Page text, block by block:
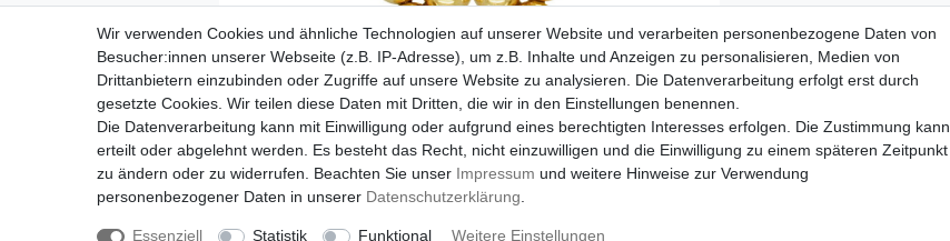
Wir verwenden Cookies und ähnliche Technologien auf unserer Website und verarbeiten personenbezogene Daten von
Besucher:innen unserer Webseite (z.B. IP-Adresse), um z.B. Inhalte und Anzeigen zu personalisieren, Medien von
Drittanbietern einzubinden oder Zugriffe auf unsere Website zu analysieren. Die Datenverarbeitung erfolgt erst durch
gesetzte Cookies. Wir teilen diese Daten mit Dritten, die wir in den Einstellungen benennen.
Die Datenverarbeitung kann mit Einwilligung oder aufgrund eines berechtigten Interesses erfolgen. Die Zustimmung kann
erteilt oder abgelehnt werden. Es besteht das Recht, nicht einzuwilligen und die Einwilligung zu einem späteren Zeitpunkt
zu ändern oder zu widerrufen. Beachten Sie unser Impressum und weitere Hinweise zur Verwendung
personenbezogener Daten in unserer Daten­schutz­erklärung
Essenziell Statistik Funktional Weitere Einstellungen